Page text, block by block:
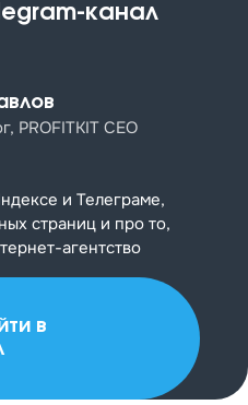
канал
PROFITKIT CEO
и Телеграме,
страниц и про то,
агентство
в